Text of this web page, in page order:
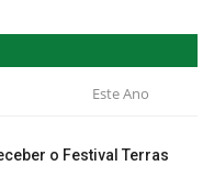
Este Ano
o Festival Terras